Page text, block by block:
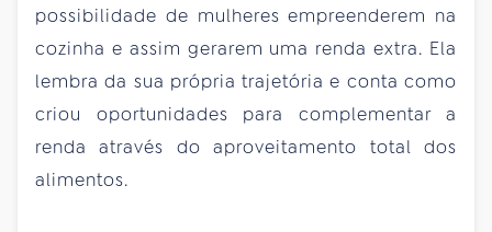
possibilidade de mulheres empreenderem na
cozinha e assim gerarem uma renda extra. Ela
lembra da sua própria trajetória e conta como
criou oportunidades para complementar a
renda através do aproveitamento total dos
alimentos.